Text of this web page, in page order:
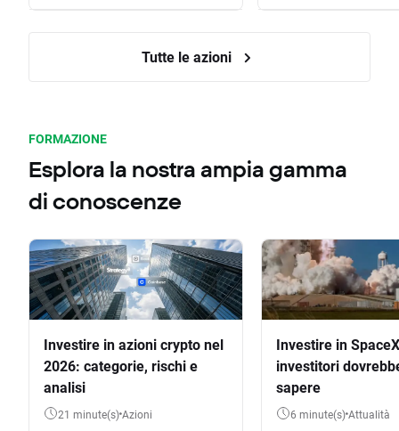
Tutte le azioni
FORMAZIONE
Esplora la nostra ampia gamma
di conoscenze
Investire in azioni crypto nel
2026: categorie, rischi e
analisi
21 minute(s) Azioni
Investire in
investitori
sapere
6 minute(s) Attualità